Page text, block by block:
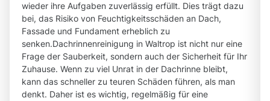
wieder ihre Aufgaben zuverlässig erfüllt. Dies trägt dazu
bei, das Risiko von Feuchtigkeitsschäden an Dach,
Fassade und Fundament erheblich zu
senken.Dachrinnenreinigung in Waltrop ist nicht nur eine
Frage der Sauberkeit, sondern auch der Sicherheit für Ihr
Zuhause. Wenn zu viel Unrat in der Dachrinne bleibt,
kann das schneller zu teuren Schäden führen, als man
denkt. Daher ist es wichtig, regelmäßig für eine